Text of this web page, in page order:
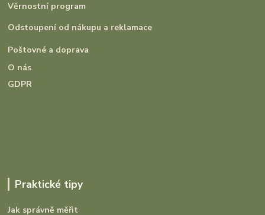
Věrnostní program
Odstoupení od nákupu a reklamace
Poštovné a doprava
O nás
GDPR
Praktické tipy
Jak správně měřit